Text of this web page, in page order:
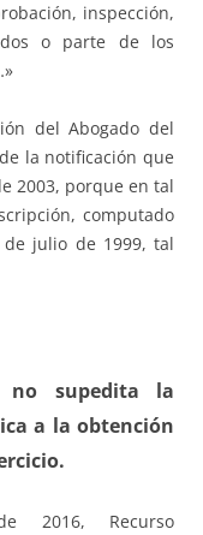
inspección,
o parte de los
del Abogado del
la notificación que
2003, porque en tal
computado
julio de 1999, tal
no supedita la
a la obtención
2016, Recurso